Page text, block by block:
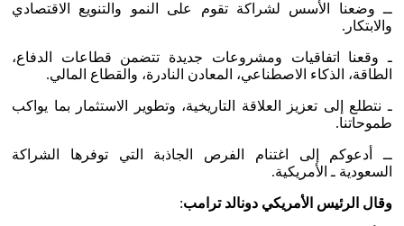
ــ وضعنا الأسس لشراكة تقوم على النمو والتنويع الاقتصادي
والابتكار.
ـ وقعنا اتفاقيات ومشروعات جديدة تتضمن قطاعات الدفاع،
الطاقة، الذكاء الاصطناعي، المعادن النادرة، والقطاع المالي.
ـ نتطلع إلى تعزيز العلاقة التاريخية، وتطوير الاستثمار بما يواكب
طموحاتنا.
ــ أدعوكم إلى اغتنام الفرص الجاذبة التي توفرها الشراكة
السعودية ـ الأمريكية.
وقال الرئيس الأمريكي دونالد ترامب: